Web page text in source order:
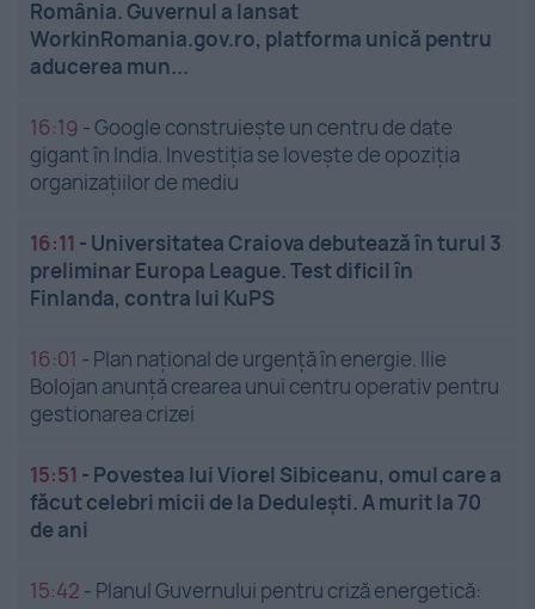
România. Guvernul a lansat
WorkinRomania.gov.ro, platforma unică pentru
aducerea mun...
16:19 -Google construiește un centru de date
gigant în India. Investiția se lovește de opoziția
organizațiilor de mediu
16:11 - Universitatea Craiova debutează în turul 3
preliminar Europa League. Test dificil în
Finlanda, contra lui KuPS
16:01 - Plan național de urgență în energie. Ilie
Bolojan anunță crearea unui centru operativ pentru
gestionarea crizei
15:51 - Povestea lui Viorel Sibiceanu, omul care a
făcut celebri micii de la Dedulești. A murit la 70
de ani
15:42 - Planul Guvernului pentru criză energetică: